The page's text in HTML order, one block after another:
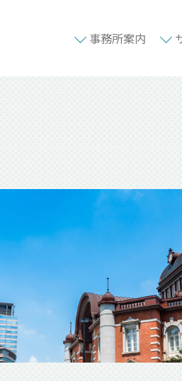
事務所案内